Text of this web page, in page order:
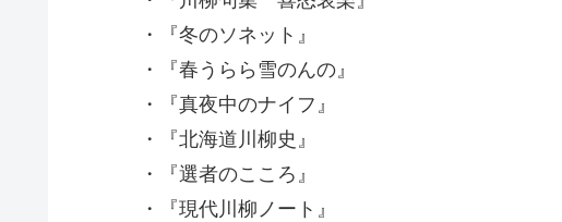
・『冬のソネット』
・『春うらら雪のんの』
・『真夜中のナイフ』
・『北海道川柳史』
・『選者のこころ』
・『現代川柳ノート』